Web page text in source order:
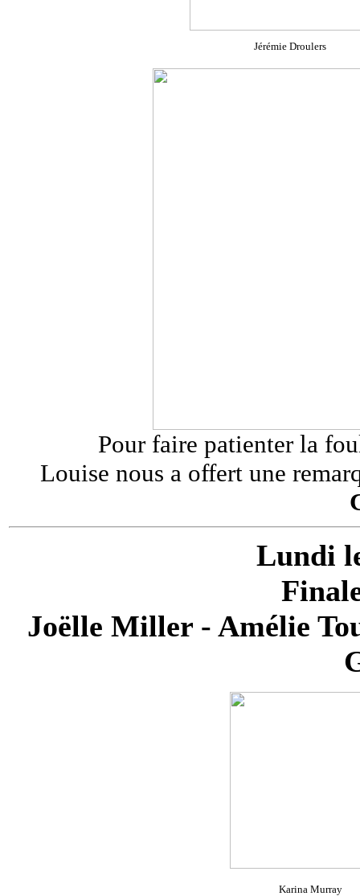
Jérémie Droulers
Pour faire patienter la
Louise nous a offert une
Lundi
Joëlle Miller - Amélie
Karina Murray